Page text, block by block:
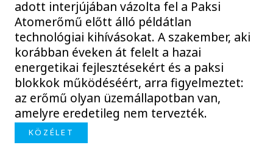
adott interjújában vázolta fel a Paksi
Atomerőmű előtt álló példátlan
technológiai kihívásokat. A szakember, aki
korábban éveken át felelt a hazai
energetikai fejlesztésekért és a paksi
blokkok működéséért, arra figyelmeztet:
az erőmű olyan üzemállapotban van,
amelyre eredetileg nem tervezték.
KÖZÉLET